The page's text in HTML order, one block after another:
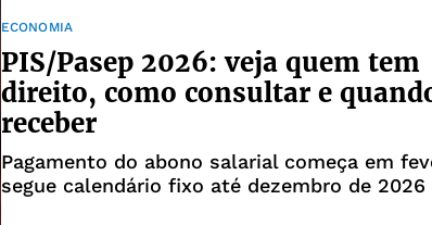
ECONOMIA
PIS/Pasep 2026: veja quem tem
direito, como consultar e
receber
Pagamento do abono salarial começa em
segue calendário fixo até dezembro de 2026